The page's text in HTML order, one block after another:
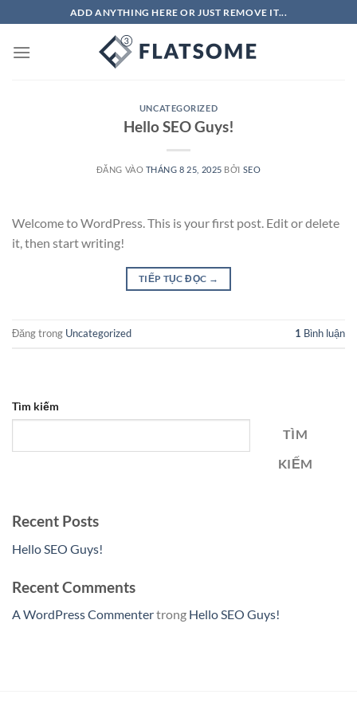
nội
ADD ANYTHING HERE OR JUST REMOVE IT...
UNCATEGORIZED
Hello SEO Guys!
ĐĂNG VÀO THÁNG 8 25, 2025 BỞI SEO
Welcome to WordPress. This is your first post. Edit or delete
it, then start writing!
TIẾP TỤC ĐỌC →
Đăng trong Uncategorized 1 Bình luận
Tìm kiếm
TÌM
KIẾM
Recent Posts
Hello SEO Guys!
Recent Comments
A WordPress Commentertrong Hello SEO Guys!